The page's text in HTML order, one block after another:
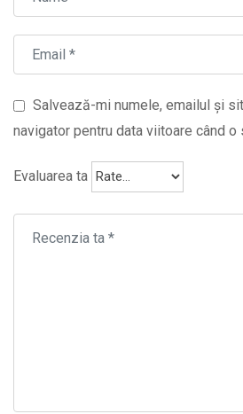
Salvează-mi numele, emailul și
navigator pentru data viitoare când o
Evaluarea ta